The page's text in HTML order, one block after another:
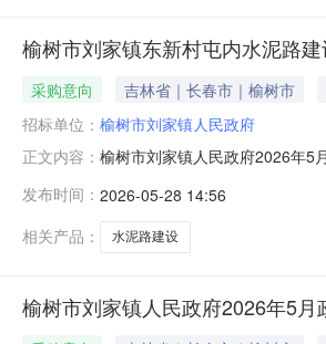
榆树市刘家镇东新村屯内水泥路建
采购意向 吉林省｜长春市｜榆树市
招标单位： 榆树市刘家镇人民政府
正文内容： 榆树市刘家镇人民政府2026年5
况：共计8条道路，为水泥混凝
和采购文件为准
发布时间： 2026-05-28 14:56
相关产品：
水泥路建设
榆树市刘家镇人民政府2026年5月